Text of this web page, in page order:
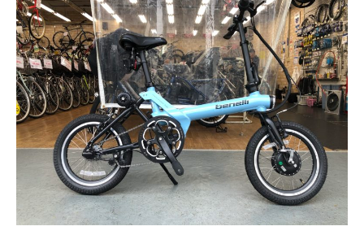
コンテンツ
店舗ブログ
イベント
特集
メディア